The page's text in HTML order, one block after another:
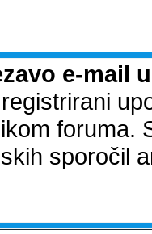
e-mail
foruma.
sporočil